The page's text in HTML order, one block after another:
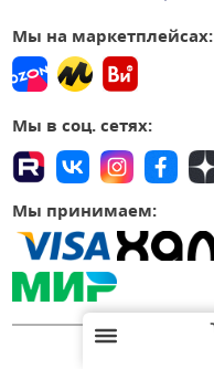
Мы на маркетплейсах:
Мы в соц. сетях:
Мы принимаем: